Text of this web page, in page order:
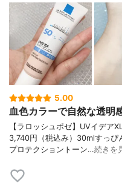
5.00
血色カラーで自然な透明
【ラロッシュポゼ】UVイデア
3,740円（税込み）30mlすっぴ
プロテクショントーン…続きを